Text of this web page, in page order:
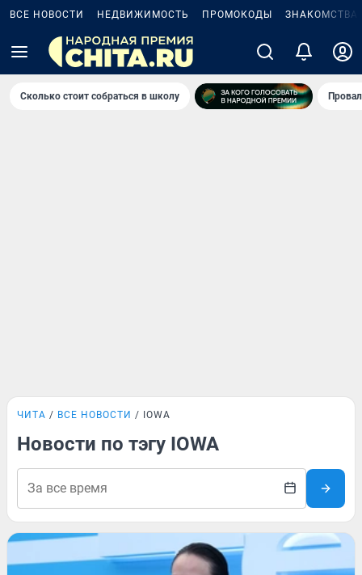
ВСЕ НОВОСТИ НЕДВИЖИМОСТЬ ПРОМОКОДЫ ЗНАКОМСТВА
Сколько стоит собраться в школу
ЧИТА ВСЕ НОВОСТИ IOWA
Новости по тэгу IOWA